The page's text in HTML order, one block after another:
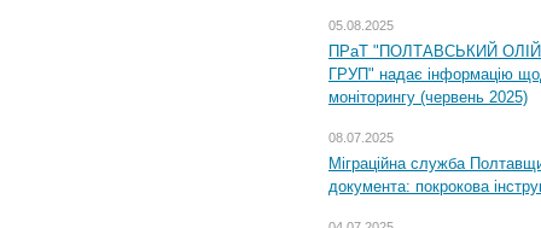
05.08.2025
ПРаТ "ПОЛТАВСЬКИЙ
ГРУП" надає інформацію
моніторингу (червень 2025)
08.07.2025
Міграційна служба
документа: покрокова